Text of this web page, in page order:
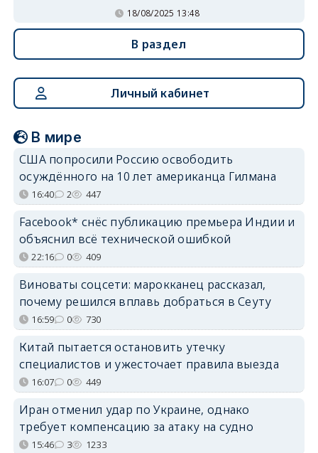
18/08/2025 13:48
В раздел
Личный кабинет
В мире
США попросили Россию освободить
осуждённого на 10 лет американца Гилмана
16:40 2 447
Facebook* снёс публикацию премьера Индии и
объяснил всё технической ошибкой
22:16 0 409
Виноваты соцсети: марокканец рассказал,
почему решился вплавь добраться в Сеуту
16:59 0 730
Китай пытается остановить утечку
специалистов и ужесточает правила выезда
16:07 0 449
Иран отменил удар по Украине, однако
требует компенсацию за атаку на судно
15:46 3 1233